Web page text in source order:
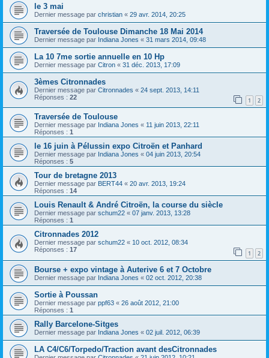
le 3 mai
Dernier message par christian « 29 avr. 2014, 20:25
Traversée de Toulouse Dimanche 18 Mai 2014
Dernier message par Indiana Jones « 31 mars 2014, 09:48
La 10 7me sortie annuelle en 10 Hp
Dernier message par Citron « 31 déc. 2013, 17:09
3èmes Citronnades
Dernier message par Citronnades « 24 sept. 2013, 14:11
Réponses : 22 1 2
Traversée de Toulouse
Dernier message par Indiana Jones « 11 juin 2013, 22:11
Réponses : 1
le 16 juin à Pélussin expo Citroën et Panhard
Dernier message par Indiana Jones « 04 juin 2013, 20:54
Réponses : 5
Tour de bretagne 2013
Dernier message par BERT44 « 20 avr. 2013, 19:24
Réponses : 14
Louis Renault & André Citroën, la course du siècle
Dernier message par schum22 « 07 janv. 2013, 13:28
Réponses : 1
Citronnades 2012
Dernier message par schum22 « 10 oct. 2012, 08:34
Réponses : 17 1 2
Bourse + expo vintage à Auterive 6 et 7 Octobre
Dernier message par Indiana Jones « 02 oct. 2012, 20:38
Sortie à Poussan
Dernier message par ppf63 « 26 août 2012, 21:00
Réponses : 1
Rally Barcelone-Sitges
Dernier message par Indiana Jones « 02 juil. 2012, 06:39
LA C4/C6/Torpedo/Traction avant desCitronnades